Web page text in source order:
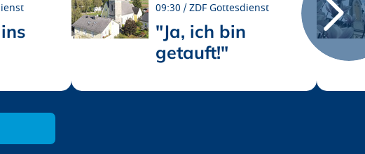
09:30 ZDF Gottesdienst
"Ja, ich bin
getauft!"